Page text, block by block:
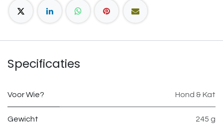
Specificaties
Voor Wie? Hond & Kat
Gewicht 245 g